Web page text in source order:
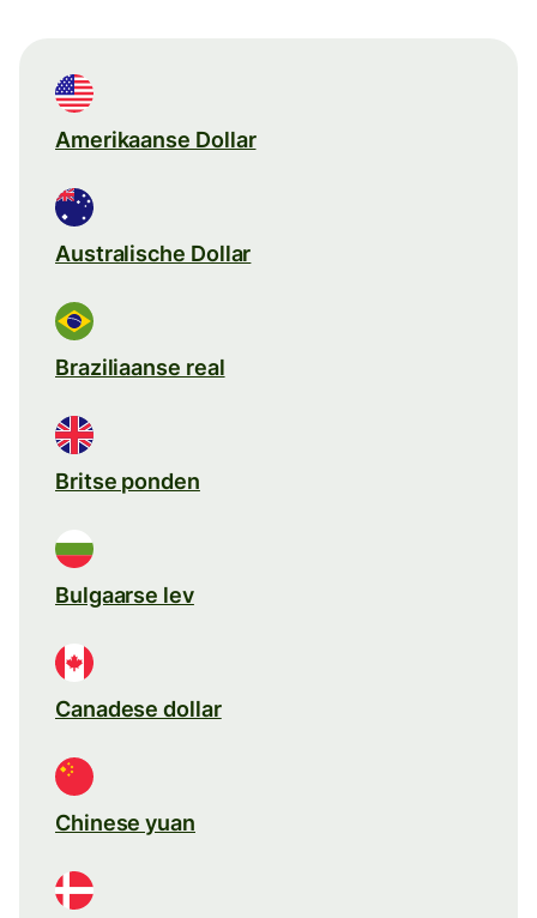
Amerikaanse Dollar
Australische Dollar
Braziliaanse real
Britse ponden
Bulgaarse lev
Canadese dollar
Chinese yuan